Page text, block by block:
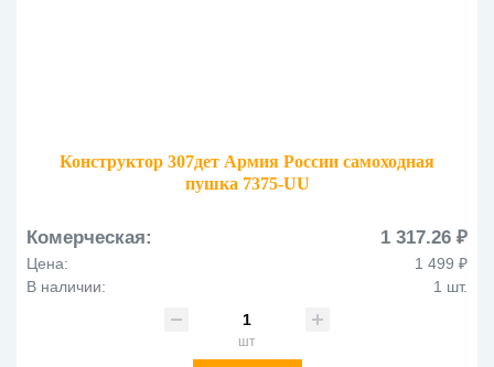
Конструктор 307дет Армия России самоходная
пушка 7375-UU
Комерческая: 1 317.26 ₽
Цена:
1 499 ₽
В наличии:
1 шт.
шт